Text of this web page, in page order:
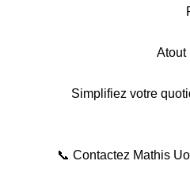
Atout
Simplifiez votre
📞 Contactez Mathis